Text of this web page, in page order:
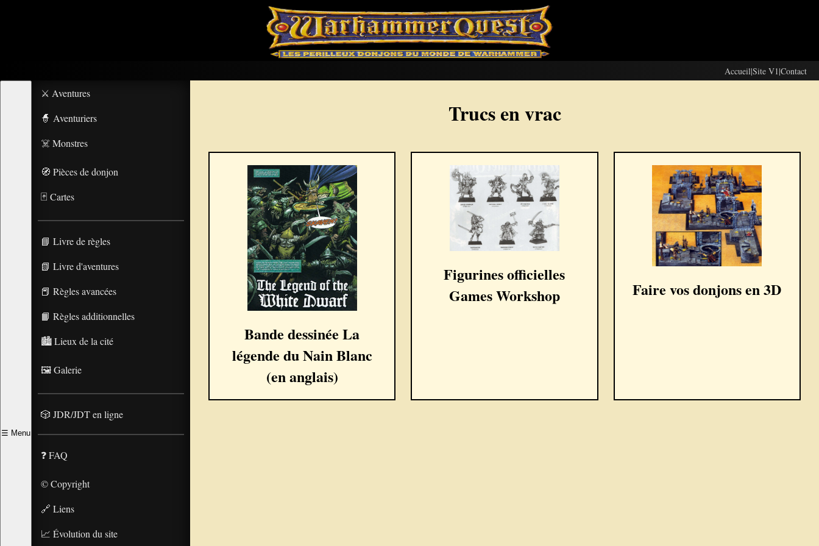
Accueil|Site V1|Contact
☰ Menu
⚔️ Aventures
🧙 Aventuriers
☠️ Monstres
🧭 Pièces de donjon
🃏 Cartes
📘 Livre de règles
📗 Livre d'aventures
📕 Règles avancées
📙 Règles additionnelles
🏙️ Lieux de la cité
🖼️ Galerie
🎲 JDR/JDT en ligne
❓ FAQ
© Copyright
🔗 Liens
📈 Évolution du site
Trucs en vrac
Bande dessinée La
légende du Nain Blanc
(en anglais)
Figurines officielles
Games Workshop
Faire vos donjons en 3D